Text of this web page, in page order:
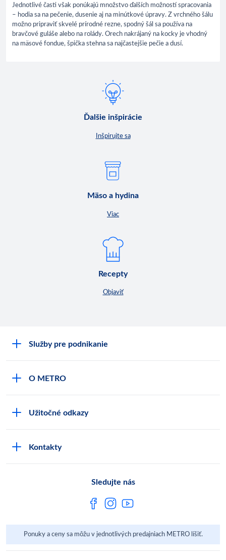
Jednotlivé časti však ponúkajú množstvo ďalších možností spracovania
– hodia sa na pečenie, dusenie aj na minútkové úpravy. Z vrchného šálu
možno pripraviť skvelé prírodné rezne, spodný šál sa používa na
bravčové guláše alebo na rolády. Orech nakrájaný na kocky je vhodný
na mäsové fondue, špička stehna sa najčastejšie pečie a dusí.
Ďalšie inšpirácie
Inšpirujte sa
Mäso a hydina
Viac
Recepty
Objaviť
Služby pre podnikanie
Track & trace
O METRO
Užitočné odkazy
Kontakty
Sledujte nás
Ponuky a ceny sa môžu v jednotlivých predajniach METRO líšiť.